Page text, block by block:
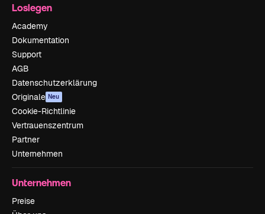
Loslegen
Academy
Dokumentation
Support
AGB
Datenschutzerklärung
Originale Neu
Cookie-Richtlinie
Vertrauenszentrum
Partner
Unternehmen
Unternehmen
Preise